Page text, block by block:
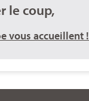
le coup,
vous accueillent !